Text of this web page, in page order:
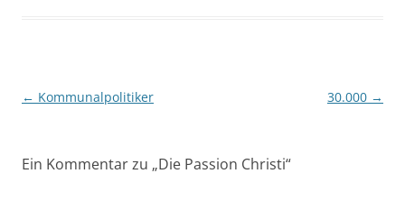
Beitragsnavigation
← Kommunalpolitiker 30.000 →
Ein Kommentar zu „Die Passion Christi“